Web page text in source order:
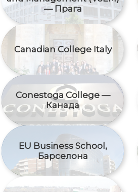
— Прага
Canadian College Italy
Conestoga College —
Канада
EU Business School,
Барселона